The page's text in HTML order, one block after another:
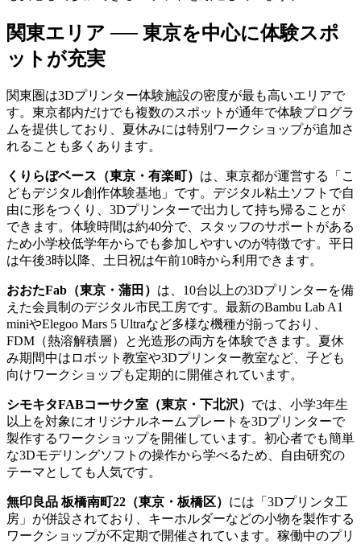
関東エリア ── 東京を中心に体験スポ
ットが充実
関東圏は3Dプリンター体験施設の密度が最も高いエリアで
す。東京都内だけでも複数のスポットが通年で体験プログラ
ムを提供しており、夏休みには特別ワークショップが追加さ
れることも多くあります。
くりらぼベース（東京・有楽町） は、東京都が運営する「こ
どもデジタル創作体験基地」です。デジタル粘土ソフトで自
由に形をつくり、3Dプリンターで出力して持ち帰ることが
できます。体験時間は約40分で、スタッフのサポートがある
ため小学校低学年からでも参加しやすいのが特徴です。平日
は午後3時以降、土日祝は午前10時から利用できます。
おおたFab（東京・蒲田） は、10台以上の3Dプリンターを備
えた会員制のデジタル市民工房です。最新のBambu Lab A1
miniやElegoo Mars 5 Ultraなど多様な機種が揃っており、
FDM（熱溶解積層）と光造形の両方を体験できます。夏休
み期間中はロボット教室や3Dプリンター教室など、子ども
向けワークショップも定期的に開催されています。
シモキタFABコーサク室（東京・下北沢） では、小学3年生
以上を対象にオリジナルネームプレートを3Dプリンターで
製作するワークショップを開催しています。初心者でも簡単
な3Dモデリングソフトの操作から学べるため、自由研究の
テーマとしても人気です。
無印良品 板橋南町22（東京・板橋区） には「3Dプリンタ工
房」が併設されており、キーホルダーなどの小物を製作する
ワークショップが不定期で開催されています。稼働中のプリ